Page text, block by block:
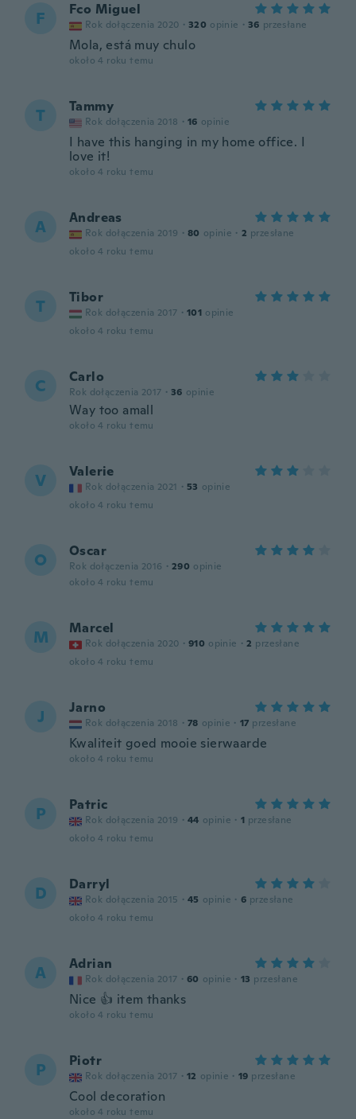
F Fco Miguel
Rok dołączenia 2020 · 320 opinie · 36 przesłane
Mola, está muy chulo
około 4 roku temu
T Tammy
Rok dołączenia 2018 · 16 opinie
I have this hanging in my home office. I
love it!
około 4 roku temu
A Andreas
Rok dołączenia 2019 · 80 opinie · 2 przesłane
około 4 roku temu
T Tibor
Rok dołączenia 2017 · 101 opinie
około 4 roku temu
C Carlo
Rok dołączenia 2017 · 36 opinie
Way too amall
około 4 roku temu
V Valerie
Rok dołączenia 2021 · 53 opinie
około 4 roku temu
O Oscar
Rok dołączenia 2016 · 290 opinie
około 4 roku temu
M Marcel
Rok dołączenia 2020 · 910 opinie · 2 przesłane
około 4 roku temu
J Jarno
Rok dołączenia 2018 · 78 opinie · 17 przesłane
Kwaliteit goed mooie sierwaarde
około 4 roku temu
P Patric
Rok dołączenia 2019 · 44 opinie · 1 przesłane
około 4 roku temu
D Darryl
Rok dołączenia 2015 · 45 opinie · 6 przesłane
około 4 roku temu
A Adrian
Rok dołączenia 2017 · 60 opinie · 13 przesłane
Nice 👍 item thanks
około 4 roku temu
P Piotr
Rok dołączenia 2017 · 12 opinie · 19 przesłane
Cool decoration
około 4 roku temu